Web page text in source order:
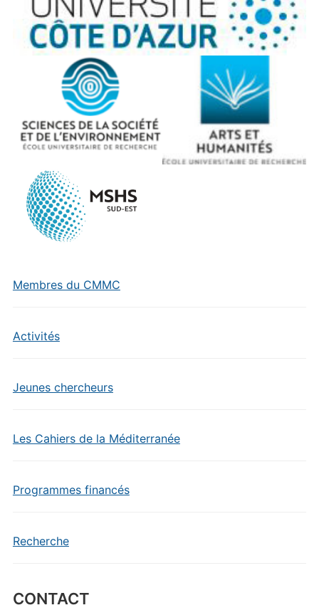
Membres du CMMC
Activités
Jeunes chercheurs
Les Cahiers de la Méditerranée
Programmes financés
Recherche
CONTACT